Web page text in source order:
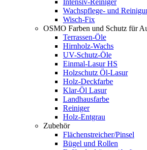
Intensiv-Reiniger
Wachspflege- und
Wisch-Fix
OSMO Farben und Schutz für
Terrassen-Öle
Hirnholz-Wachs
UV-Schutz-Öle
Einmal-Lasur HS
Holzschutz Öl-Lasur
Holz-Deckfarbe
Klar-Öl Lasur
Landhausfarbe
Reiniger
Holz-Entgrau
Zubehör
Flächenstreicher/Pinsel
Bügel und Rollen